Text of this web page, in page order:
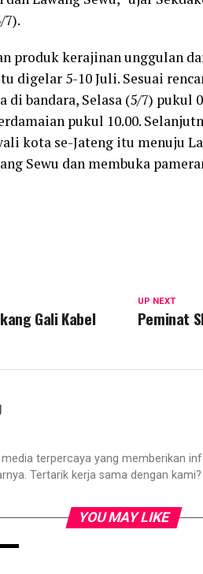
7).
produk kerajinan unggulan
digelar 5-10 Juli. Sesuai
bandara, Selasa (5/7) pukul
pukul 10.00.
kota se-Jateng itu menuju
Sewu dan membuka
UP NEXT
Peminat
Gali Kabel
media terpercaya yang memberikan
Tertarik kerja sama dengan
YOU MAY LIKE